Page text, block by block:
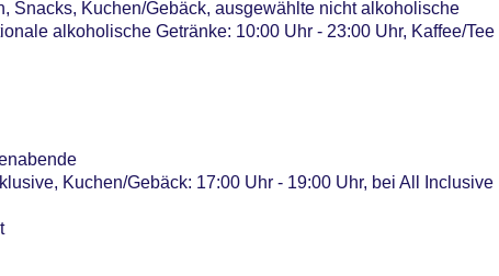
ohne Gebühr
Nebengebäude: 2
Snacks, Kuchen/Gebäck, ausgewählte nicht alkoholische
alkoholische Getränke: 10:00 Uhr - 23:00 Uhr, Kaffee/Tee
Kuchen/Gebäck: 17:00 Uhr - 19:00 Uhr, bei All Inclusive